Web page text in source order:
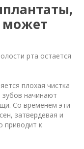
может
рта остается
плохая чистка
зубов начинают
Со временем эти
затвердевая и
приводит к